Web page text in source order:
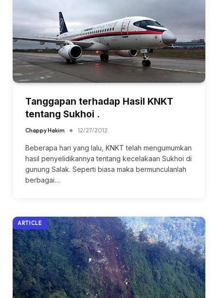
Tanggapan terhadap Hasil KNKT
tentang Sukhoi .
Chappy Hakim 12/27/2012
Beberapa hari yang lalu, KNKT telah mengumumkan
hasil penyelidikannya tentang kecelakaan Sukhoi di
gunung Salak. Seperti biasa maka bermunculanlah
berbagai…
ARTICLE